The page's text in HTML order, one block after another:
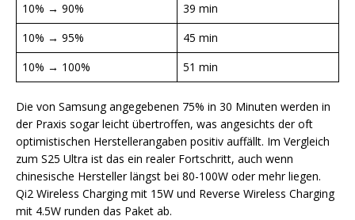
10% → 90%
39 min
10% → 95%
45 min
10% → 100%
51 min
Die von Samsung angegebenen 75% in 30 Minuten werden in
der Praxis sogar leicht übertroffen, was angesichts der oft
optimistischen Herstellerangaben positiv auffällt. Im Vergleich
zum S25 Ultra ist das ein realer Fortschritt, auch wenn
chinesische Hersteller längst bei 80-100W oder mehr liegen.
Qi2 Wireless Charging mit 15W und Reverse Wireless Charging
mit 4.5W runden das Paket ab.